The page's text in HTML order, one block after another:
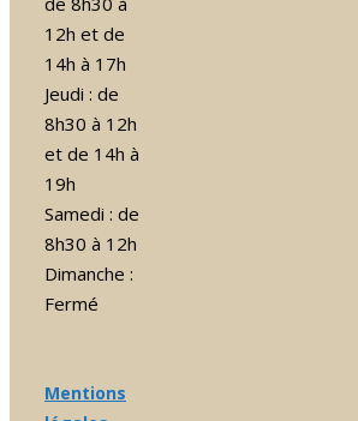
12h et de
14h à 17h
Jeudi : de
8h30 à 12h
et de 14h à
19h
Samedi : de
8h30 à 12h
Dimanche :
Fermé
Mentions